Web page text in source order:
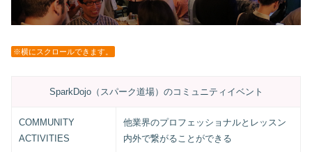
※横にスクロールできます。
SparkDojo（スパーク道場）のコミュニティイベント
COMMUNITY
ACTIVITIES
他業界のプロフェッショナルとレッスン
内外で繋がることができる